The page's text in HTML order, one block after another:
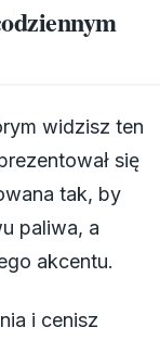
widzisz ten
się
tak, by
paliwa, a
akcentu.
i cenisz